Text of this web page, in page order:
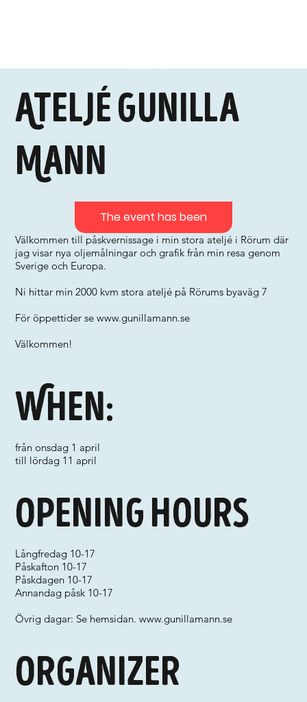
Ateljé Gunilla
Mann
Välkommen till påskvernissage i min stora ateljé i Rörum där
jag visar nya oljemålningar och grafik från min resa genom
Sverige och Europa.
Ni hittar min 2000 kvm stora ateljé på Rörums byaväg 7
För öppettider sewww.gunillamann.se
Välkommen!
When:
från onsdag 1 april
till lördag 11 april
Organizer
Opening hours
Långfredag 10-17
Påskafton 10-17
Påskdagen 10-17
Annandag påsk 10-17
Övrig dagar: Se hemsidan.www.gunillamann.se
The event has been